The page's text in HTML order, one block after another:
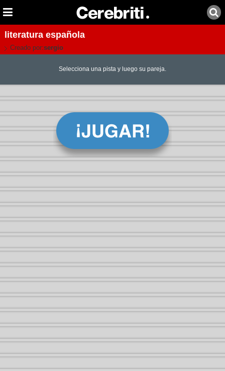
literatura española
Creado por:sergio
Selecciona una pista y luego su pareja.